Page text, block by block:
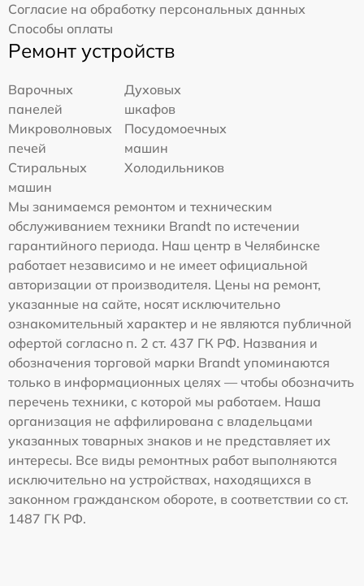
Согласие на обработку персональных данных
Способы оплаты
Ремонт устройств
Варочных
панелей
Духовых
шкафов
Микроволновых
печей
Посудомоечных
машин
Стиральных
машин
Холодильников
Мы занимаемся ремонтом и техническим
обслуживанием техники Brandt по истечении
гарантийного периода. Наш центр в Челябинске
работает независимо и не имеет официальной
авторизации от производителя. Цены на ремонт,
указанные на сайте, носят исключительно
ознакомительный характер и не являются публичной
офертой согласно п. 2 ст. 437 ГК РФ. Названия и
обозначения торговой марки Brandt упоминаются
только в информационных целях — чтобы обозначить
перечень техники, с которой мы работаем. Наша
организация не аффилирована с владельцами
указанных товарных знаков и не представляет их
интересы. Все виды ремонтных работ выполняются
исключительно на устройствах, находящихся в
законном гражданском обороте, в соответствии со ст.
1487 ГК РФ.